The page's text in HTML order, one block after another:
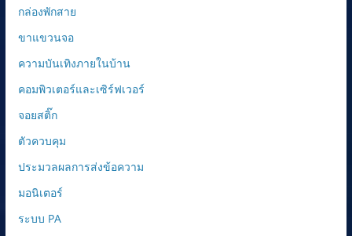
กล่องพักสาย
ขาแขวนจอ
ความบันเทิงภายในบ้าน
คอมพิวเตอร์และเซิร์ฟเวอร์
จอยสติ๊ก
ตัวควบคุม
ประมวลผลการส่งข้อความ
มอนิเตอร์
ระบบ PA